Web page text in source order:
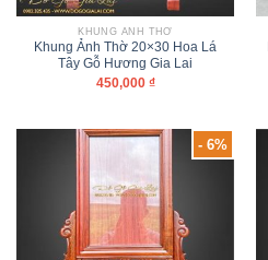
KHUNG ẢNH THỜ
Khung Ảnh Thờ 20×30 Hoa Lá
Tây Gỗ Hương Gia Lai
450,000 ₫
- 6%